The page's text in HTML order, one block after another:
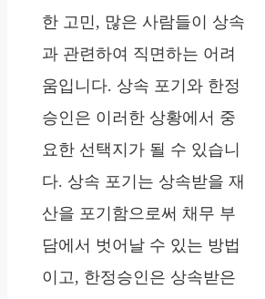
한 고민, 많은 사람들이 상속
과 관련하여 직면하는 어려
움입니다. 상속 포기와 한정
승인은 이러한 상황에서 중
요한 선택지가 될 수 있습니
다. 상속 포기는 상속받을 재
산을 포기함으로써 채무 부
담에서 벗어날 수 있는 방법
이고, 한정승인은 상속받은